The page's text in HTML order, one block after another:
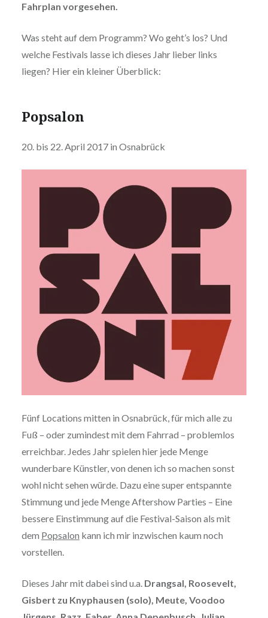
Fahrplan vorgesehen.
Was steht auf dem Programm? Wo geht’s los? Und
welche Festivals lasse ich dieses Jahr lieber links
liegen? Hier ein kleiner Überblick:
Popsalon
20. bis 22. April 2017 in Osnabrück
Fünf Locations mitten in Osnabrück, für mich alle zu
Fuß – oder zumindest mit dem Fahrrad – problemlos
erreichbar. Jedes Jahr spielen hier jede Menge
wunderbare Künstler, von denen ich so machen sonst
wohl nicht sehen würde. Dazu eine super entspannte
Stimmung und jede Menge Aftershow Parties – Eine
bessere Einstimmung auf die Festival-Saison als mit
dem Popsalon kann ich mir inzwischen kaum noch
vorstellen.
Dieses Jahr mit dabei sind u.a. Drangsal, Roosevelt,
Gisbert zu Knyphausen (solo), Meute, Voodoo